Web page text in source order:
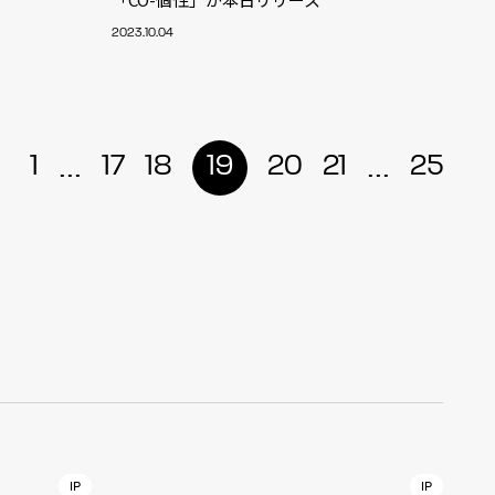
2023.10.04
1 ... 17 18 19 20 21 ... 25
IP IP